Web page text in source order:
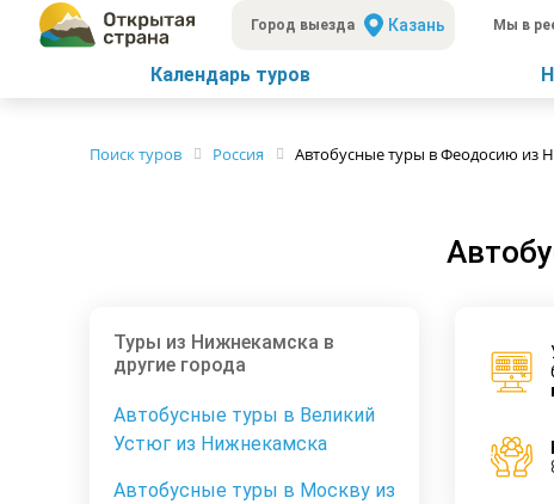
Город выезда Казань Мы в
Календарь туров
Поиск туров Россия Автобусные туры в Феодосию из
Туры из Нижнекамска в
другие города
Автобусные туры в Великий
Устюг из Нижнекамска
Автобусные туры в Москву из